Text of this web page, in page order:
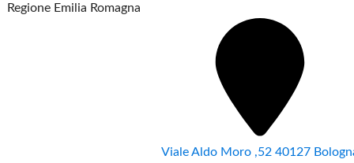
Regione Emilia Romagna
Viale Aldo Moro ,52 40127